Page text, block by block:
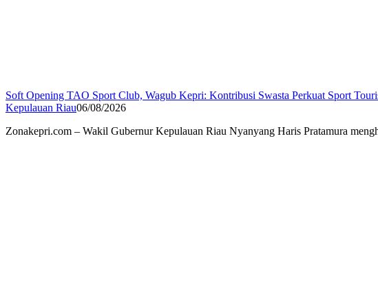
Soft Opening TAO Sport Club, Wagub Kepri: Kontribusi Swasta Perkuat Sport
Kepulauan Riau06/08/2026
Zonakepri.com – Wakil Gubernur Kepulauan Riau Nyanyang Haris Pratamura